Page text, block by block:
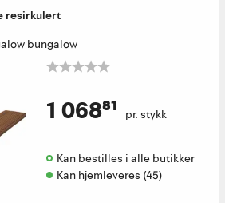
resirkulert
bungalow
1 068⁸¹ pr. stykk
Kan bestilles i alle butikker
Kan hjemleveres (45)